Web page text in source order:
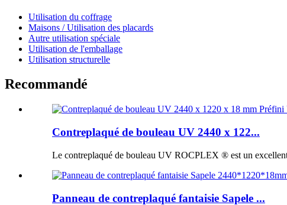
Utilisation du coffrage
Maisons / Utilisation des placards
Autre utilisation spéciale
Utilisation de l'emballage
Utilisation structurelle
Recommandé
Contreplaqué de bouleau UV 2440 x 122...
Le contreplaqué de bouleau UV ROCPLEX ® est un
Panneau de contreplaqué fantaisie Sapele ...